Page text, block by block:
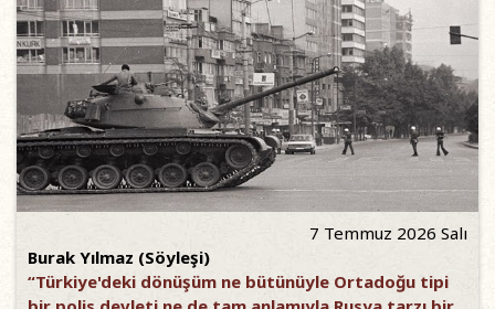
7 Temmuz 2026 Salı
Burak Yılmaz (Söyleşi)
“Türkiye'deki dönüşüm ne bütünüyle Ortadoğu tipi